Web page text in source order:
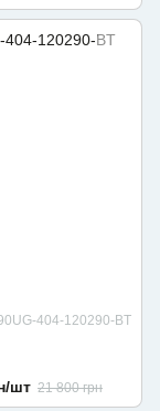
404-120290-BT
шт 21 800 грн